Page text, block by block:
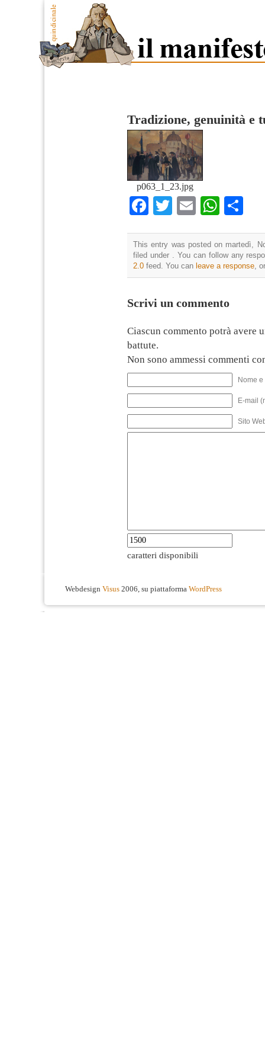
Tradizione, genuinità e
p063_1_23.jpg
Facebook
TwitterEmail
This entry was posted on martedì,
filed under . You can follow any
2.0 feed. You can leave a response,
Scrivi un commento
Ciascun commento potrà avere
battute.
Non sono ammessi commenti
Nome
E-mail
Sito
caratteri disponibili
Webdesign Visus 2006, su piattaforma WordPress